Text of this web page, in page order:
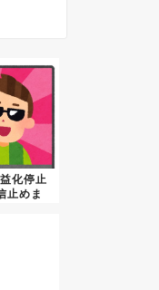
化停止
止めま